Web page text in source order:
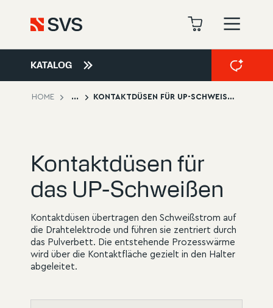
KATALOG
HOME ... KONTAKTDÜSEN FÜR UP-SCHWEISSEN
Kontaktdüsen für
das UP-Schweißen
Kontaktdüsen übertragen den Schweißstrom auf
die Drahtelektrode und führen sie zentriert durch
das Pulverbett. Die entstehende Prozesswärme
wird über die Kontaktfläche gezielt in den Halter
abgeleitet.